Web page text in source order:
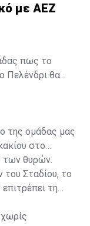
με ΑΕΖ
πως το
Πελένδρι θα
της ομάδας μας
στο
των θυρών.
Σταδίου, το
τη